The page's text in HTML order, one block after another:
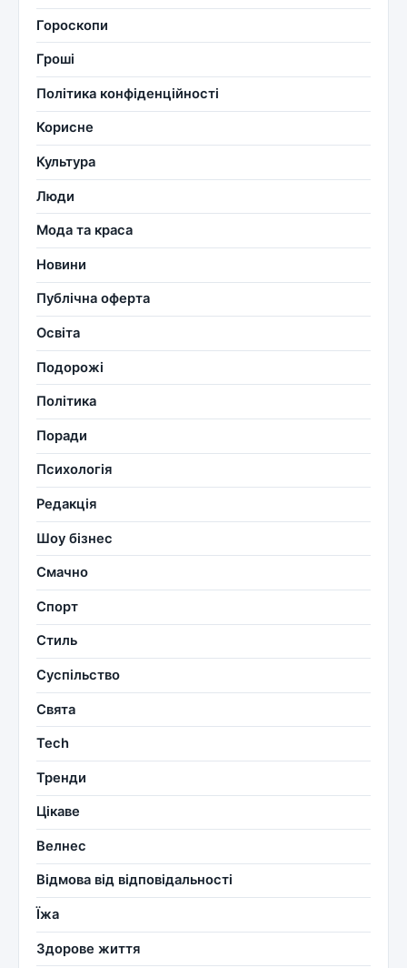
Гороскопи
Гроші
Політика конфіденційності
Корисне
Культура
Люди
Мода та краса
Новини
Публічна оферта
Освіта
Подорожі
Політика
Поради
Психологія
Редакція
Шоу бізнес
Смачно
Спорт
Стиль
Суспільство
Свята
Tech
Тренди
Цікаве
Велнес
Відмова від відповідальності
Їжа
Здорове життя